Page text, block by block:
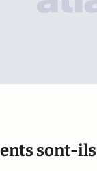
sont-